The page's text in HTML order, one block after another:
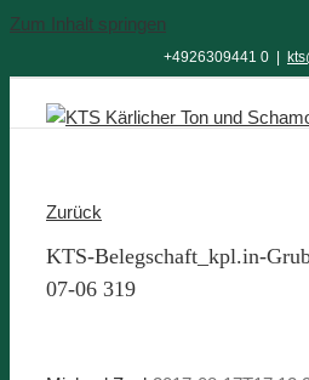
Zum Inhalt springen
+4926309441 0
Zurück
KTS-Belegschaft_kpl.in-
07-06 319